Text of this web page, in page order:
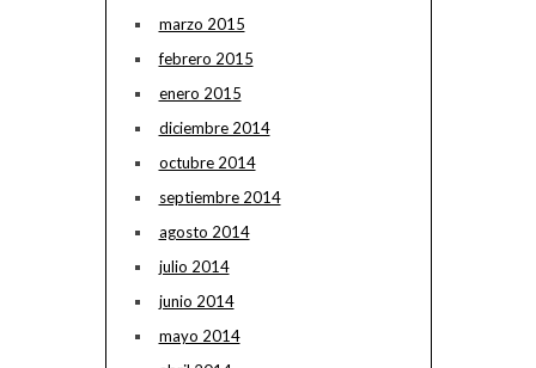
marzo 2015
febrero 2015
enero 2015
diciembre 2014
octubre 2014
septiembre 2014
agosto 2014
julio 2014
junio 2014
mayo 2014